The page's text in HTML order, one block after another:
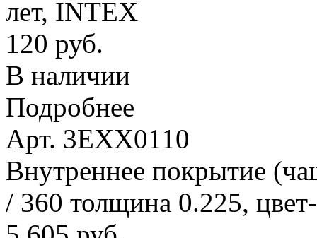
лет, INTEX
120 руб.
В наличии
Подробнее
Арт. 3EXX0110
Внутреннее покрытие
/ 360 толщина 0.225,